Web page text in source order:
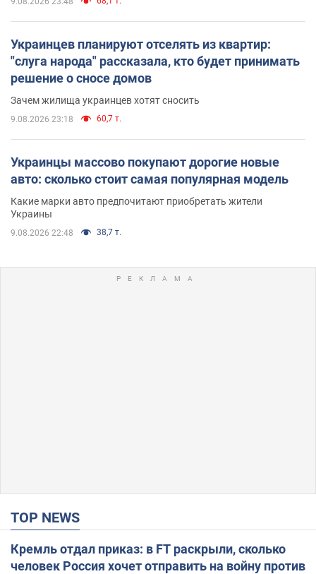
Украинцев планируют отселять из квартир:
"слуга народа" рассказала, кто будет принимать
решение о сносе домов
Зачем жилища украинцев хотят сносить
9.08.2026 23:18 60,7 т.
Украинцы массово покупают дорогие новые
авто: сколько стоит самая популярная модель
Какие марки авто предпочитают приобретать жители
Украины
9.08.2026 22:48 38,7 т.
TOP NEWS
Кремль отдал приказ: в FT раскрыли, сколько
человек Россия хочет отправить на войну против